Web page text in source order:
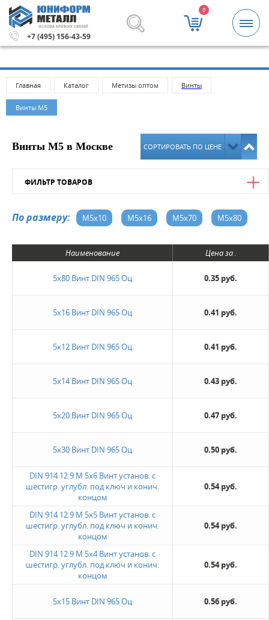
ОСНОВА КРЕПКИХ СВЯЗЕЙ
+7 (495) 156-43-59
0
рублей.Метизы и крепежные изделия оптом.
Главная Каталог Метизы оптом Винты
Винты М5
Винты М5 в Москве СОРТИРОВАТЬ ПО ЦЕНЕ
ФИЛЬТР ТОВАРОВ
Величина скидки
Не нашли ничего подходящего?
Оставьте заявку - мы найдем то, что вам нужно
Жду звонка
По размеру: М5х10 М5x16 М5x70 М5x80
Наименование Цена за .
5х80 Винт DIN 965 Оц 0.35 руб.
5х16 Винт DIN 965 Оц 0.41 руб.
5х12 Винт DIN 965 Оц 0.41 руб.
5х14 Винт DIN 965 Оц 0.43 руб.
5х20 Винт DIN 965 Оц 0.47 руб.
5х30 Винт DIN 965 Оц 0.50 руб.
DIN 914 12.9 М 5х6 Винт установ. с
шестигр. углубл. под ключ и конич.
концом
0.54 руб.
DIN 914 12.9 М 5х5 Винт установ. с
шестигр. углубл. под ключ и конич.
концом
0.54 руб.
DIN 914 12.9 М 5х4 Винт установ. с
шестигр. углубл. под ключ и конич.
концом
0.54 руб.
5х15 Винт DIN 965 Оц 0.56 руб.